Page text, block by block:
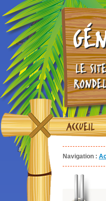
LE
ACCUEIL
Navigation :